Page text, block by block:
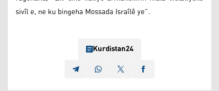
sivîl e, ne ku bingeha Mossada Israîlê ye”.
Kurdistan24